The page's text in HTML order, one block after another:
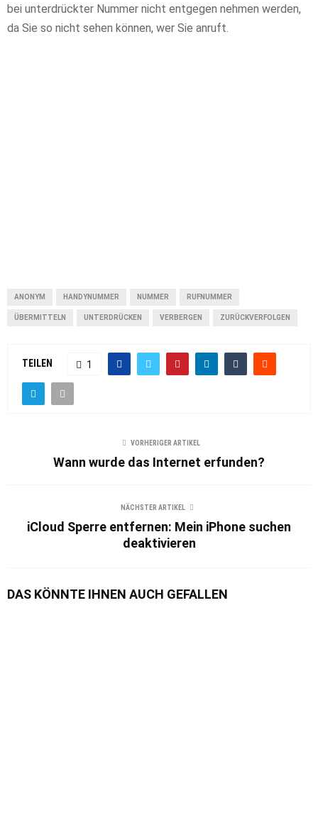
bei unterdrückter Nummer nicht entgegen nehmen werden,
da Sie so nicht sehen können, wer Sie anruft.
ANONYM HANDYNUMMER NUMMER RUFNUMMER
ÜBERMITTELN UNTERDRÜCKEN VERBERGEN ZURÜCKVERFOLGEN
TEILEN 1
VORHERIGER ARTIKEL
Wann wurde das Internet erfunden?
NÄCHSTER ARTIKEL
iCloud Sperre entfernen: Mein iPhone suchen
deaktivieren
DAS KÖNNTE IHNEN AUCH GEFALLEN